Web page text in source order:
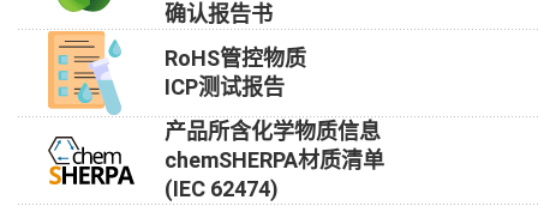
确认报告书
RoHS管控物质
ICP测试报告
产品所含化学物质信息
chemSHERPA材质清单
(IEC 62474)